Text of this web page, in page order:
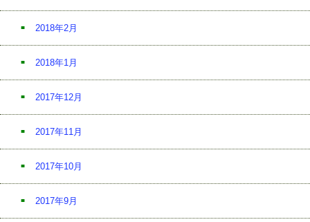
2018年2月
2018年1月
2017年12月
2017年11月
2017年10月
2017年9月